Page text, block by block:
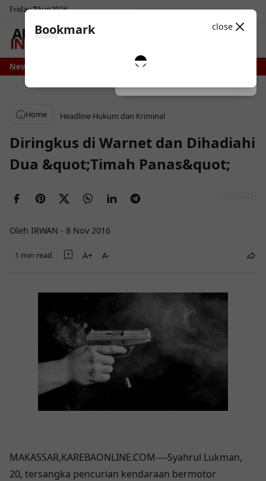
Friday7Aug2026
Light
News
Bone Bersiap Nikmati Pasokan Air Lebih Stabil, Irigasi Bengo
Home Headline Hukum dan Kriminal
Diringkus di Warnet dan Dihadiahi
Dua &quot;Timah Panas&quot;
Oleh IRWAN - 8 Nov 2016
1 min read
MAKASSAR,KAREBAONLINE.COM----Syahrul Lukman,
20, tersangka pencurian kendaraan bermotor
Bookmark close